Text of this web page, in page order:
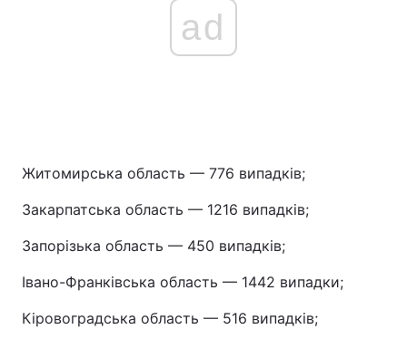
ad
Житомирська область — 776 випадків;
Закарпатська область — 1216 випадків;
Запорізька область — 450 випадків;
Івано-Франківська область — 1442 випадки;
Кіровоградська область — 516 випадків;